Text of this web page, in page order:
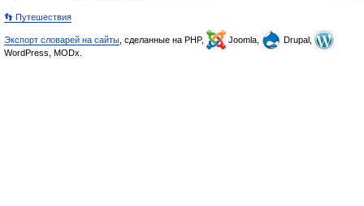
👣 Путешествия
Экспорт словарей на сайты , сделанные на PHP, Joomla,
Drupal,
WordPress, MODx.